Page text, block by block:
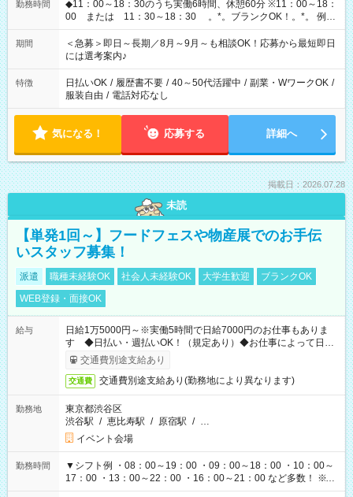
勤務時間
◆11：00～18：30のうち実働6時間、休憩60分 ※11：00～18：
00 または 11：30～18：30 。*。ブランクOK！。*。 例え
ば前職が、 在宅/財団法人/事務/コールセンター/受付/販売/カフェ
スタッフ スイーツ販売/ホテルフロント/化粧品販売/など 様々な
業界から入社して活躍されています♪
期間
＜急募＞即日～長期／8月～9月～も相談OK！応募から最短即日
には選考案内♪
特徴 日払いOK / 履歴書不要 / 40～50代活躍中 / 副業・WワークOK /
服装自由 / 電話対応なし
気になる！ 応募する 詳細へ
掲載日：2026.07.28
未読
【単発1回～】フードフェスや物産展でのお手伝
いスタッフ募集！
派遣 職種未経験OK 社会人未経験OK 大学生歓迎
ブランクOK
WEB登録・面接OK
給与
日給1万5000円～※実働5時間で日給7000円のお仕事もありま
す ◆日払い・週払いOK！（規定あり）◆お仕事によって日給
も異なります
交通費別途支給あり
交通費 交通費別途支給あり(勤務地により異なります)
勤務地
東京都渋谷区
渋谷駅 / 恵比寿駅 / 原宿駅 / …
イベント会場
勤務時間
▼シフト例 ・08：00～19：00 ・09：00～18：00 ・10：00～
17：00 ・13：00～22：00 ・16：00～21：00 など多数！ ※お
仕事により勤務時間が異なります